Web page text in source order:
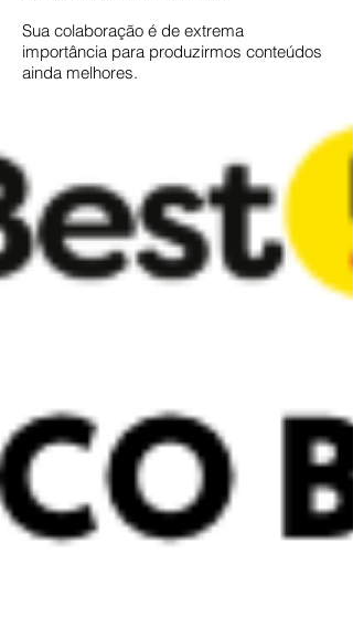
Sua colaboração é de extrema
importância para produzirmos conteúdos
ainda melhores.